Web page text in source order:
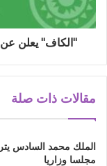
"الكاف" يعلن عن
مقالات ذات صلة
الملك محمد السادس
مجلسا وزاريا